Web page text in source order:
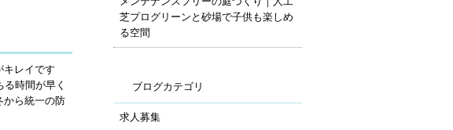
キレイです
時間が早く
から統一の防
芝プログリーンと砂場で子供も楽しめ
る空間
ブログカテゴリ
求人募集